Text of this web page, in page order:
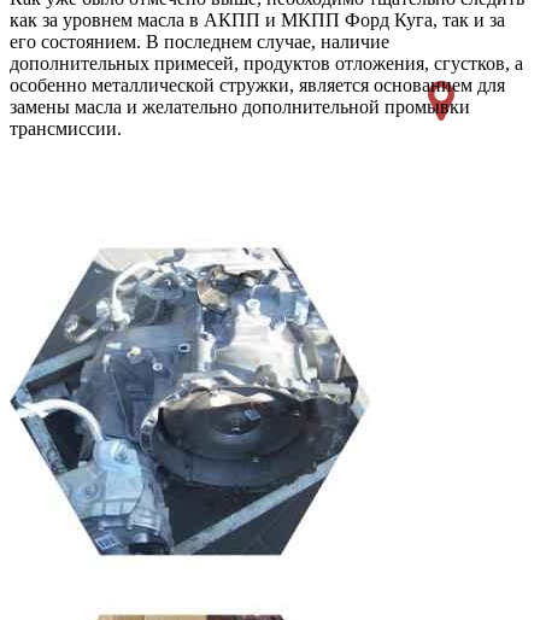
как за уровнем масла в АКПП и МКПП Форд Куга, так и за
его состоянием. В последнем случае, наличие
дополнительных примесей, продуктов отложения, сгустков, а
особенно металлической стружки, является основанием для
замены масла и желательно дополнительной промывки
трансмиссии.